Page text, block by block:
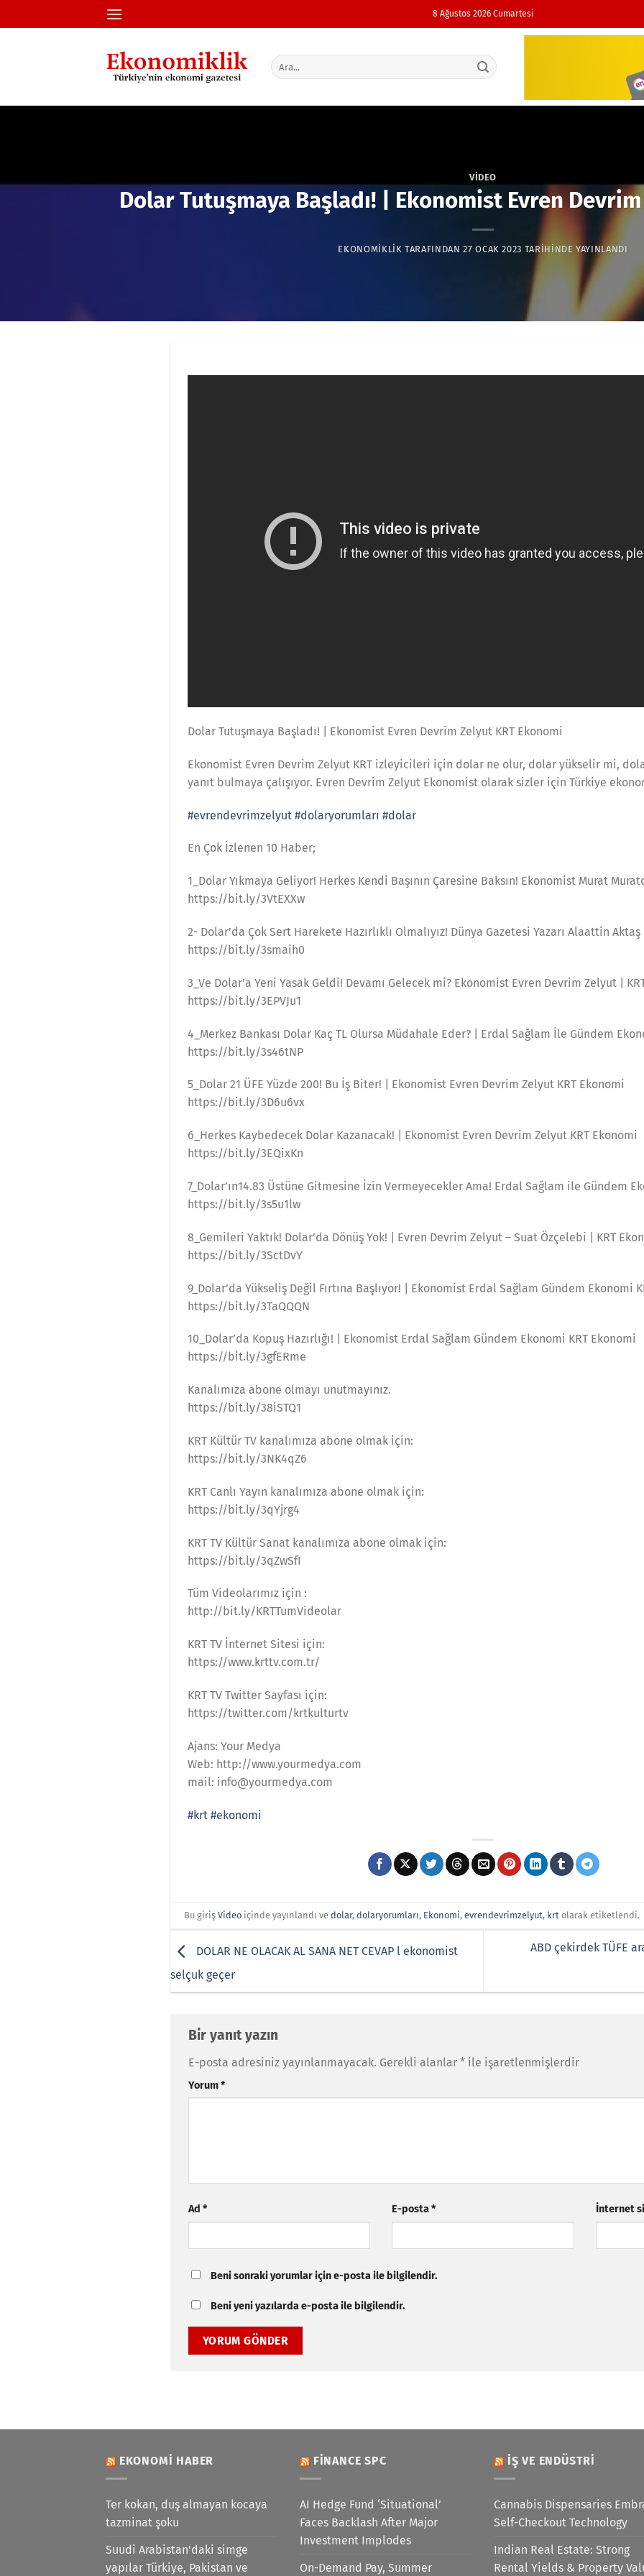
atla
8 Ağustos 2026 Cumartesi
VIDEO
Dolar Tutuşmaya Başladı! | Ekonomist Evren
EKONOMIKLIK TARAFINDAN 27 OCAK 2023 TARIHINDE YAYINLANDI
Dolar Tutuşmaya Başladı! | Ekonomist Evren Devrim Zelyut KRT Ekonomi
Ekonomist Evren Devrim Zelyut KRT izleyicileri için dolar ne olur, dolar yükselir mi,
yanıt bulmaya çalışıyor. Evren Devrim Zelyut Ekonomist olarak sizler için Türkiye
#evrendevrimzelyut #dolaryorumları #dolar
En Çok İzlenen 10 Haber;
1_Dolar Yıkmaya Geliyor! Herkes Kendi Başının Çaresine Baksın! Ekonomist Murat
https://bit.ly/3VtEXXw
2- Dolar’da Çok Sert Harekete Hazırlıklı Olmalıyız! Dünya Gazetesi Yazarı Alaattin
https://bit.ly/3smaih0
3_Ve Dolar’a Yeni Yasak Geldi! Devamı Gelecek mi? Ekonomist Evren Devrim Zelyut |
https://bit.ly/3EPVJu1
4_Merkez Bankası Dolar Kaç TL Olursa Müdahale Eder? | Erdal Sağlam İle Gündem
https://bit.ly/3s46tNP
5_Dolar 21 ÜFE Yüzde 200! Bu İş Biter! | Ekonomist Evren Devrim Zelyut KRT Ekonomi
https://bit.ly/3D6u6vx
6_Herkes Kaybedecek Dolar Kazanacak! | Ekonomist Evren Devrim Zelyut KRT Ekonomi
https://bit.ly/3EQixKn
7_Dolar’ın14.83 Üstüne Gitmesine İzin Vermeyecekler Ama! Erdal Sağlam ile Gündem
https://bit.ly/3s5u1lw
8_Gemileri Yaktık! Dolar’da Dönüş Yok! | Evren Devrim Zelyut – Suat Özçelebi | KRT
https://bit.ly/3SctDvY
9_Dolar’da Yükseliş Değil Fırtına Başlıyor! | Ekonomist Erdal Sağlam Gündem Ekonomi
https://bit.ly/3TaQQQN
10_Dolar’da Kopuş Hazırlığı! | Ekonomist Erdal Sağlam Gündem Ekonomi KRT Ekonomi
https://bit.ly/3gfERme
Kanalımıza abone olmayı unutmayınız.
https://bit.ly/38iSTQ1
KRT Kültür TV kanalımıza abone olmak için:
https://bit.ly/3NK4qZ6
KRT Canlı Yayın kanalımıza abone olmak için:
https://bit.ly/3qYjrg4
KRT TV Kültür Sanat kanalımıza abone olmak için:
https://bit.ly/3qZwSfI
Tüm Videolarımız için :
http://bit.ly/KRTTumVideolar
KRT TV İnternet Sitesi için:
https://www.krttv.com.tr/
KRT TV Twitter Sayfası için:
https://twitter.com/krtkulturtv
Ajans: Your Medya
Web: http://www.yourmedya.com
mail: info@yourmedya.com
#krt #ekonomi
Bu girişVideo içinde yayınlandı vedolar,dolaryorumları, Ekonomi,evrendevrimzelyut, krt olarak etiketlendi.
DOLAR NE OLACAK AL SANA NET CEVAP l ekonomist
selçuk geçer
ABD çekirdek TÜFE
Bir yanıt yazın
E-posta adresiniz yayınlanmayacak. Gerekli alanlar * ile işaretlenmişlerdir
Yorum*
Ad * E-posta* İnternet
Beni sonraki yorumlar için e-posta ile bilgilendir.
Beni yeni yazılarda e-posta ile bilgilendir.
EKONOMI HABER
Ter kokan, duş almayan kocaya
tazminat şoku
Suudi Arabistan'daki simge
yapılar Türkiye, Pakistan ve
FINANCE SPC
AI Hedge Fund ‘Situational’
Faces Backlash After Major
Investment Implodes
On-Demand Pay, Summer
İŞ VE ENDÜSTRI
Cannabis Dispensaries
Self-Checkout Technology
Indian Real Estate: Strong
Rental Yields & Property